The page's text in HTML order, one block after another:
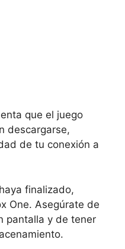
que el juego
descargarse,
de tu conexión a
finalizado,
One. Asegúrate de
pantalla y de tener